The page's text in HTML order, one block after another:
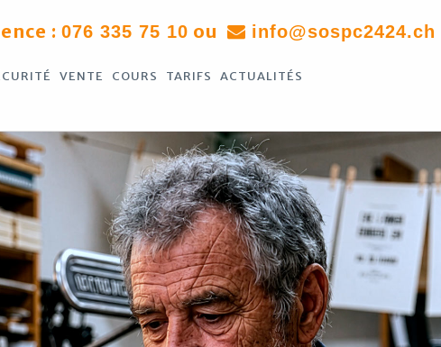
:076 335 75 10 ou info@sospc2424.ch
VENTE COURS TARIFS
ACTUALITÉS